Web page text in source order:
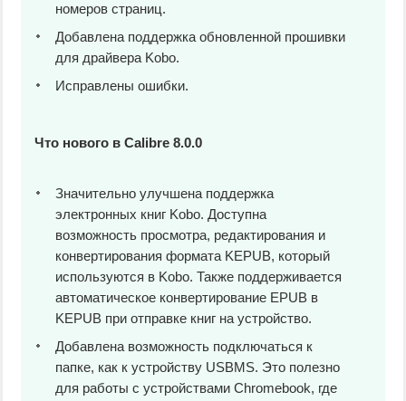
номеров страниц.
Добавлена поддержка обновленной прошивки
для драйвера Kobo.
Исправлены ошибки.
Что нового в Calibre 8.0.0
Значительно улучшена поддержка
электронных книг Kobo. Доступна
возможность просмотра, редактирования и
конвертирования формата KEPUB, который
используются в Kobo. Также поддерживается
автоматическое конвертирование EPUB в
KEPUB при отправке книг на устройство.
Добавлена возможность подключаться к
папке, как к устройству USBMS. Это полезно
для работы с устройствами Chromebook, где